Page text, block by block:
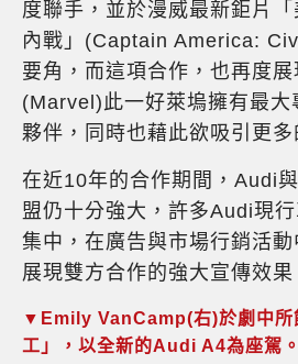
度聯手，並於漫威最新鉅片
內戰」(Captain America:
要角，而這項合作，也再度
(Marvel)此一好萊塢擁有最大
夥伴，同時也藉此欲吸引更多
在近10年的合作期間，Audi
盟仍十分強大，許多Audi現
集中，在廣告與市場行銷活
展現雙方合作的強大宣傳效果
▼Emily VanCamp(右)於劇中所
工」，以全新的Audi A4為座駕。